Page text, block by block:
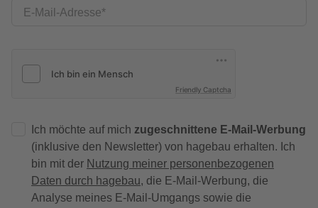
E-Mail-Adresse
Friendly Captcha
Ich möchte auf mich zugeschnittene E-Mail-Werbung
(inklusive den Newsletter) von hagebau erhalten. Ich
bin mit der Nutzung meiner personenbezogenen
Daten durch hagebau, die E-Mail-Werbung, die
Analyse meines E-Mail-Umgangs sowie die